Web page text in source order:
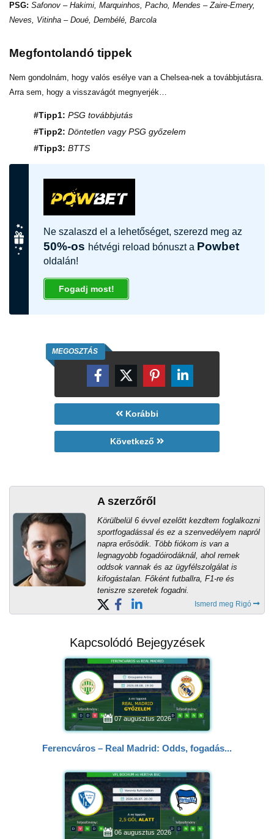
PSG: Safonov – Hakimi, Marquinhos, Pacho, Mendes – Zaire-Emery,
Neves, Vitinha – Doué, Dembélé, Barcola
Megfontolandó tippek
Nem gondolnám, hogy valós esélye van a Chelsea-nek a továbbjutásra.
Arra sem, hogy a visszavágót megnyerjék…
#Tipp1: PSG továbbjutás
#Tipp2: Döntetlen vagy PSG győzelem
#Tipp3: BTTS
Ne szalaszd el a lehetőséget, szerezd meg az
50%-os hétvégi reload bónuszt a Powbet
oldalán!
Fogadj most!
MEGOSZTÁS
Korábbi
Következő
A szerzőről
Körülbelül 6 évvel ezelőtt kezdtem foglalkozni
sportfogadással és ez a szenvedélyem napról
napra erősödik. Több fiókom is van a
legnagyobb fogadóirodáknál, ahol remek
oddsok vannak és az ügyfélszolgálat is
kifogástalan. Főként futballra, F1-re és
teniszre szeretek fogadni.
Ismerd meg Rigó
Kapcsolódó Bejegyzések
07 augusztus 2026
Ferencváros – Real Madrid: Odds, fogadás...
06 augusztus 2026